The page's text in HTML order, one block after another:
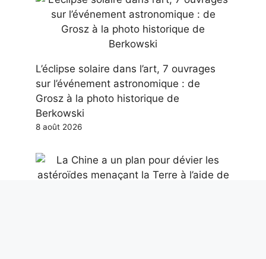
L’éclipse solaire dans l’art, 7 ouvrages
sur l’événement astronomique : de
Grosz à la photo historique de
Berkowski
8 août 2026